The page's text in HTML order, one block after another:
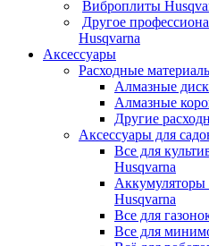
Виброплиты
Другое
Husqvarna
Аксессуары
Расходные
Алмазные
Алмазные
Другие
Аксессуары для
Все для
Husqvarna
Аккумуляторы
Husqvarna
Все для
Все для